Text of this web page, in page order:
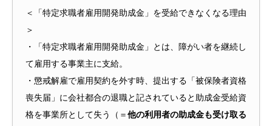
＜「特定求職者雇用開発助成金」を受給できなくなる理由
＞
・「特定求職者雇用開発助成金」とは、障がい者を継続し
て雇用する事業主に支給。
・懲戒解雇で雇用契約を外す時、提出する「被保険者資格
喪失届」に会社都合の退職と記されていると助成金受給資
格を事業所として失う（＝他の利用者の助成金も受け取る